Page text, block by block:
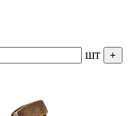
шт
+